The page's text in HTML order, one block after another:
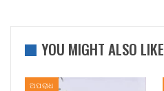
YOU MIGHT ALSO LIKE
ଅପରାଧ